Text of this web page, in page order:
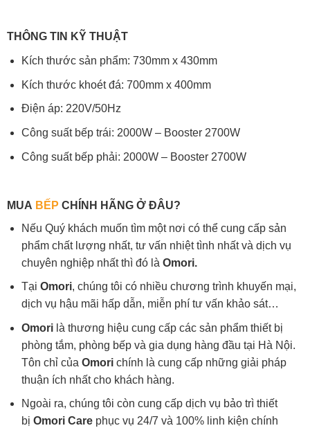
THÔNG TIN KỸ THUẬT
Kích thước sản phẩm: 730mm x 430mm
Kích thước khoét đá: 700mm x 400mm
Điện áp: 220V/50Hz
Công suất bếp trái: 2000W – Booster 2700W
Công suất bếp phải: 2000W – Booster 2700W
MUA BẾP CHÍNH HÃNG Ở ĐÂU?
Nếu Quý khách muốn tìm một nơi có thể cung cấp sản
phẩm chất lượng nhất, tư vấn nhiệt tình nhất và dịch vụ
chuyên nghiệp nhất thì đó là Omori.
Tại Omori, chúng tôi có nhiều chương trình khuyến mại,
dịch vụ hậu mãi hấp dẫn, miễn phí tư vấn khảo sát…
Omori là thương hiệu cung cấp các sản phẩm thiết bị
phòng tắm, phòng bếp và gia dụng hàng đầu tại Hà Nội.
Tôn chỉ của Omorichính là cung cấp những giải pháp
thuận ích nhất cho khách hàng.
Ngoài ra, chúng tôi còn cung cấp dịch vụ bảo trì thiết
bị Omori Carephục vụ 24/7 và 100% linh kiện chính